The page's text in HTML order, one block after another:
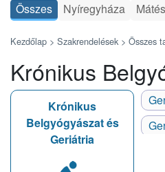
Összes Nyíregyháza
Kezdőlap > Szakrendelések > Összes
Krónikus
Krónikus
Belgyógyászat és
Geriátria